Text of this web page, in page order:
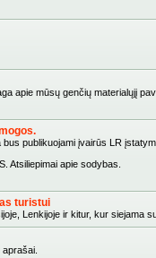
apie mūsų genčių materialųjį
publikuojami įvairūs LR
Atsiliepimai apie sodybas.
turistui
Lenkijoje ir kitur, kur siejama